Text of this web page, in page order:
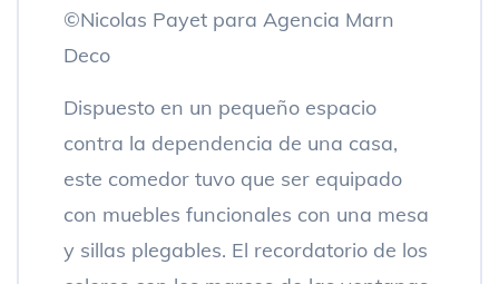
©Nicolas Payet para Agencia Marn
Deco
Dispuesto en un pequeño espacio
contra la dependencia de una casa,
este comedor tuvo que ser equipado
con muebles funcionales con una mesa
y sillas plegables. El recordatorio de los